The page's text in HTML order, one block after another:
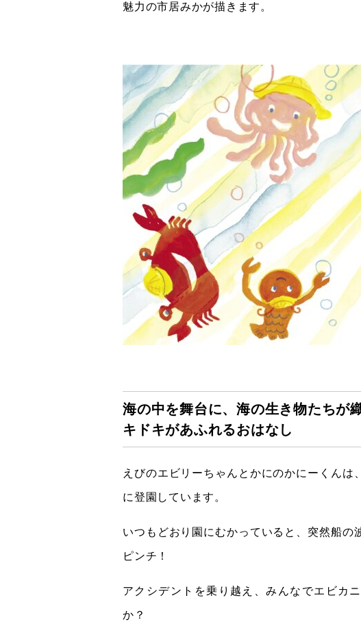
魅力の市居みかが描きます。
海の中を舞台に、海の生き物たちが
キドキがあふれるおはなし
えびのエビリーちゃんとかにのかにーくんは
に登園しています。
いつもどおり園にむかっていると、突然船の
ピンチ！
アクシデントを乗り越え、みんなでエビカ
か？